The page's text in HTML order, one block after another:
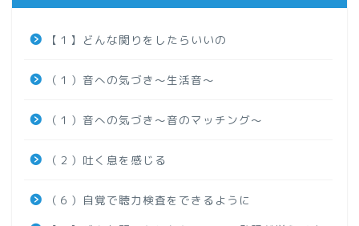
【１】どんな関りをしたらいいの
（１）音への気づき～生活音～
（１）音への気づき～音のマッチング～
（２）吐く息を感じる
（６）自覚で聴力検査をできるように